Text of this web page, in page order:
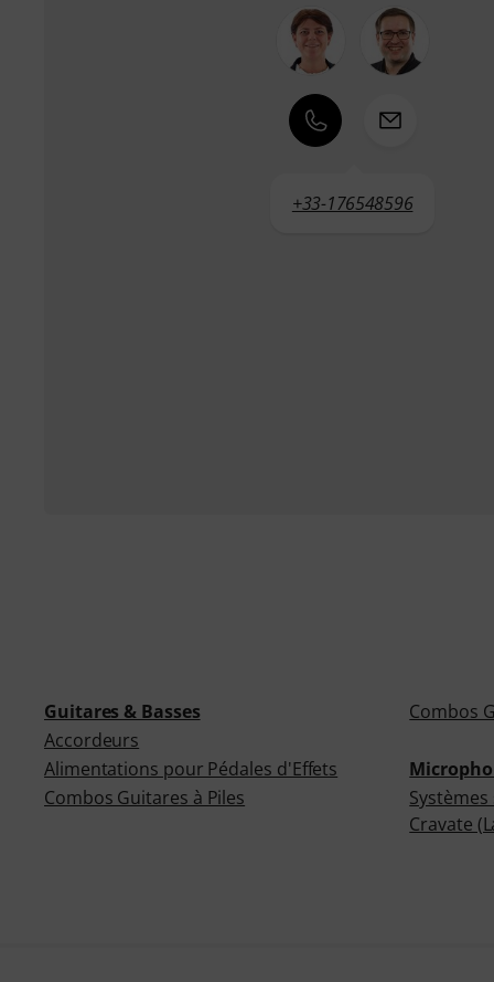
+33-176548596
Guitares & Basses
Accordeurs
Alimentations pour Pédales d'Effets
Combos Guitares à Piles
Combos
Systèmes
Cravate